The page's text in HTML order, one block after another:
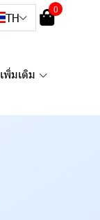
TH
0
เพิ่มเติม